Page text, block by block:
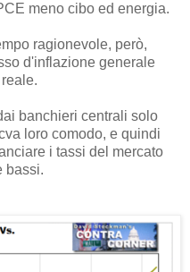
meno cibo ed energia.
ragionevole, però,
d'inflazione generale
banchieri centrali solo
loro comodo, e quindi
i tassi del mercato
bassi.